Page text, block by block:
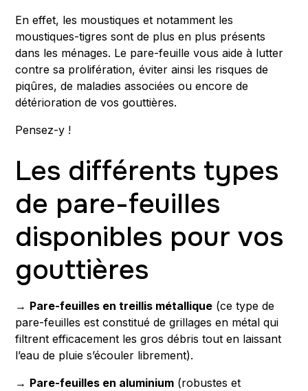
En effet, les moustiques et notamment les
moustiques-tigres sont de plus en plus présents
dans les ménages. Le pare-feuille vous aide à lutter
contre sa prolifération, éviter ainsi les risques de
piqûres, de maladies associées ou encore de
détérioration de vos gouttières.
Pensez-y !
Les différents types
de pare-feuilles
disponibles pour vos
gouttières
→ Pare-feuilles en treillis métallique (ce type de
pare-feuilles est constitué de grillages en métal qui
filtrent efficacement les gros débris tout en laissant
l’eau de pluie s’écouler librement).
→ Pare-feuilles en aluminium (robustes et